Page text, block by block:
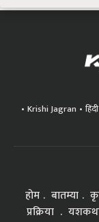
Krishi Jagran हिंदी
होम बातम्या
प्रक्रिया